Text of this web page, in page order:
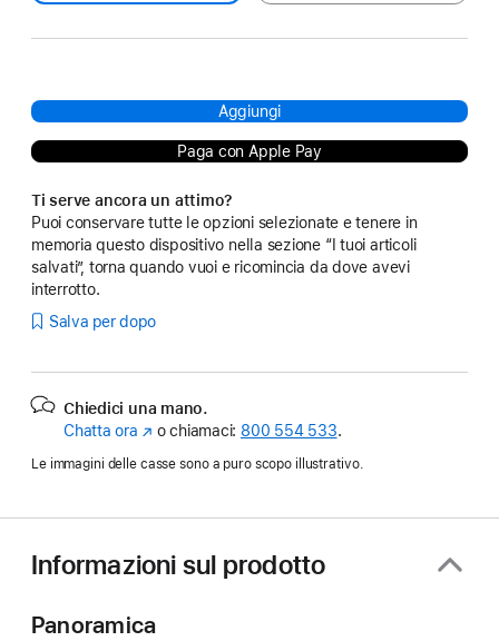
Aggiungi
Paga con Apple Pay
Ti serve ancora un attimo?
Puoi conservare tutte le opzioni selezionate e tenere in
memoria questo dispositivo nella sezione “I tuoi articoli
salvati”, torna quando vuoi e ricomincia da dove avevi
interrotto.
Salva per dopo
Chiedici una mano.
Chatta ora (Si
nuova
o chiamaci: 800 554 533.
Le immagini delle casse sono a puro scopo illustrativo.
Informazioni sul prodotto
Panoramica